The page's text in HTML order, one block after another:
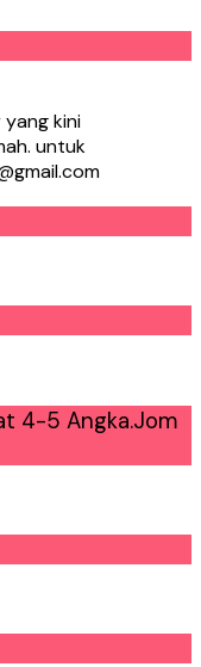
yang kini
untuk
4-5 Angka.Jom